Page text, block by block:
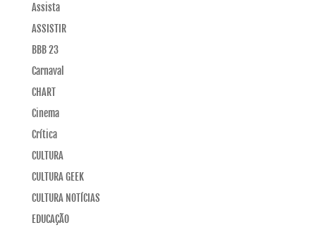
Assista
ASSISTIR
BBB 23
Carnaval
CHART
Cinema
Crítica
CULTURA
CULTURA GEEK
CULTURA NOTÍCIAS
EDUCAÇÃO